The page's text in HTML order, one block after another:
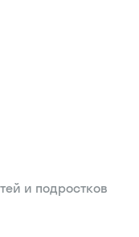
и подростков